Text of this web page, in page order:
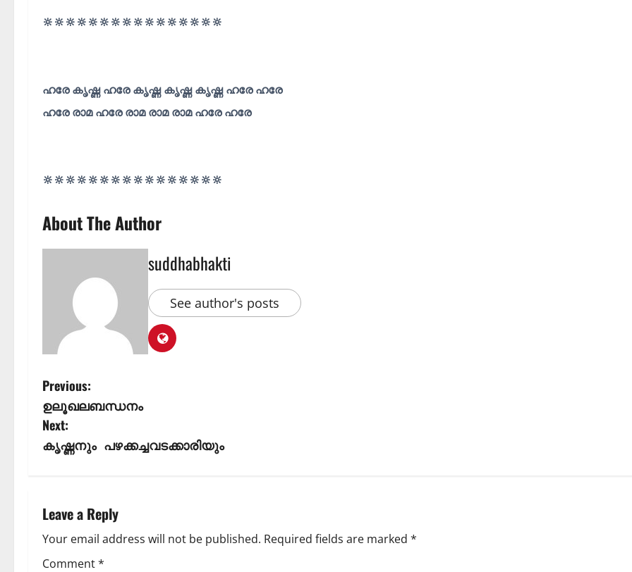
🔆🔆🔆🔆🔆🔆🔆🔆🔆🔆🔆🔆🔆🔆🔆🔆
ഹരേ കൃഷ്ണ ഹരേ കൃഷ്ണ കൃഷ്ണ കൃഷ്ണ ഹരേ ഹരേ
ഹരേ രാമ ഹരേ രാമ രാമ രാമ ഹരേ ഹരേ
🔆🔆🔆🔆🔆🔆🔆🔆🔆🔆🔆🔆🔆🔆🔆🔆
About The Author
suddhabhakti
See author's posts
Previous:
ഉലൂഖലബന്ധനം
Next:
കൃഷ്ണനും പഴക്കച്ചവടക്കാരിയും
Leave a Reply
Your email address will not be published. Required fields are marked *
Comment*